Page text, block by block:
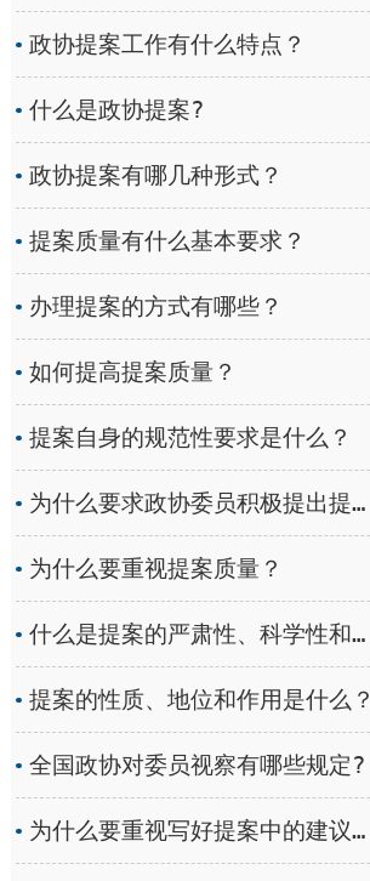
政协提案工作有什么特点？
什么是政协提案?
政协提案有哪几种形式？
提案质量有什么基本要求？
办理提案的方式有哪些？
如何提高提案质量？
提案自身的规范性要求是什么？
为什么要求政协委员积极提出提案？
为什么要重视提案质量？
什么是提案的严肃性、科学性和可行性？
提案的性质、地位和作用是什么？
全国政协对委员视察有哪些规定?
为什么要重视写好提案中的建议部分？